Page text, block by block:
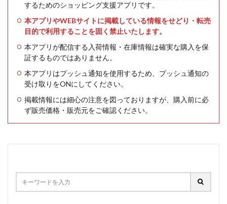
するためのショッピング支援アプリです。
本アプリやWEBサイトに掲載している情報をせどり・転売
目的で利用することを固く禁止いたします。
本アプリが配信する入荷情報・在庫情報は確実な購入を保
証するものではありません。
本アプリはプッシュ通知を使用するため、プッシュ通知の
受け取りをONにしてください。
掲載情報には細心の注意を図っておりますが、購入前に必
ず販売価格・販売元をご確認ください。